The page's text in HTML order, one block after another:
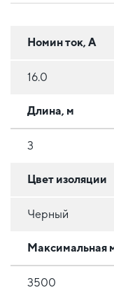
Номин ток, А
16.0
Длина, м
3
Цвет изоляции
Черный
Максимальная
3500